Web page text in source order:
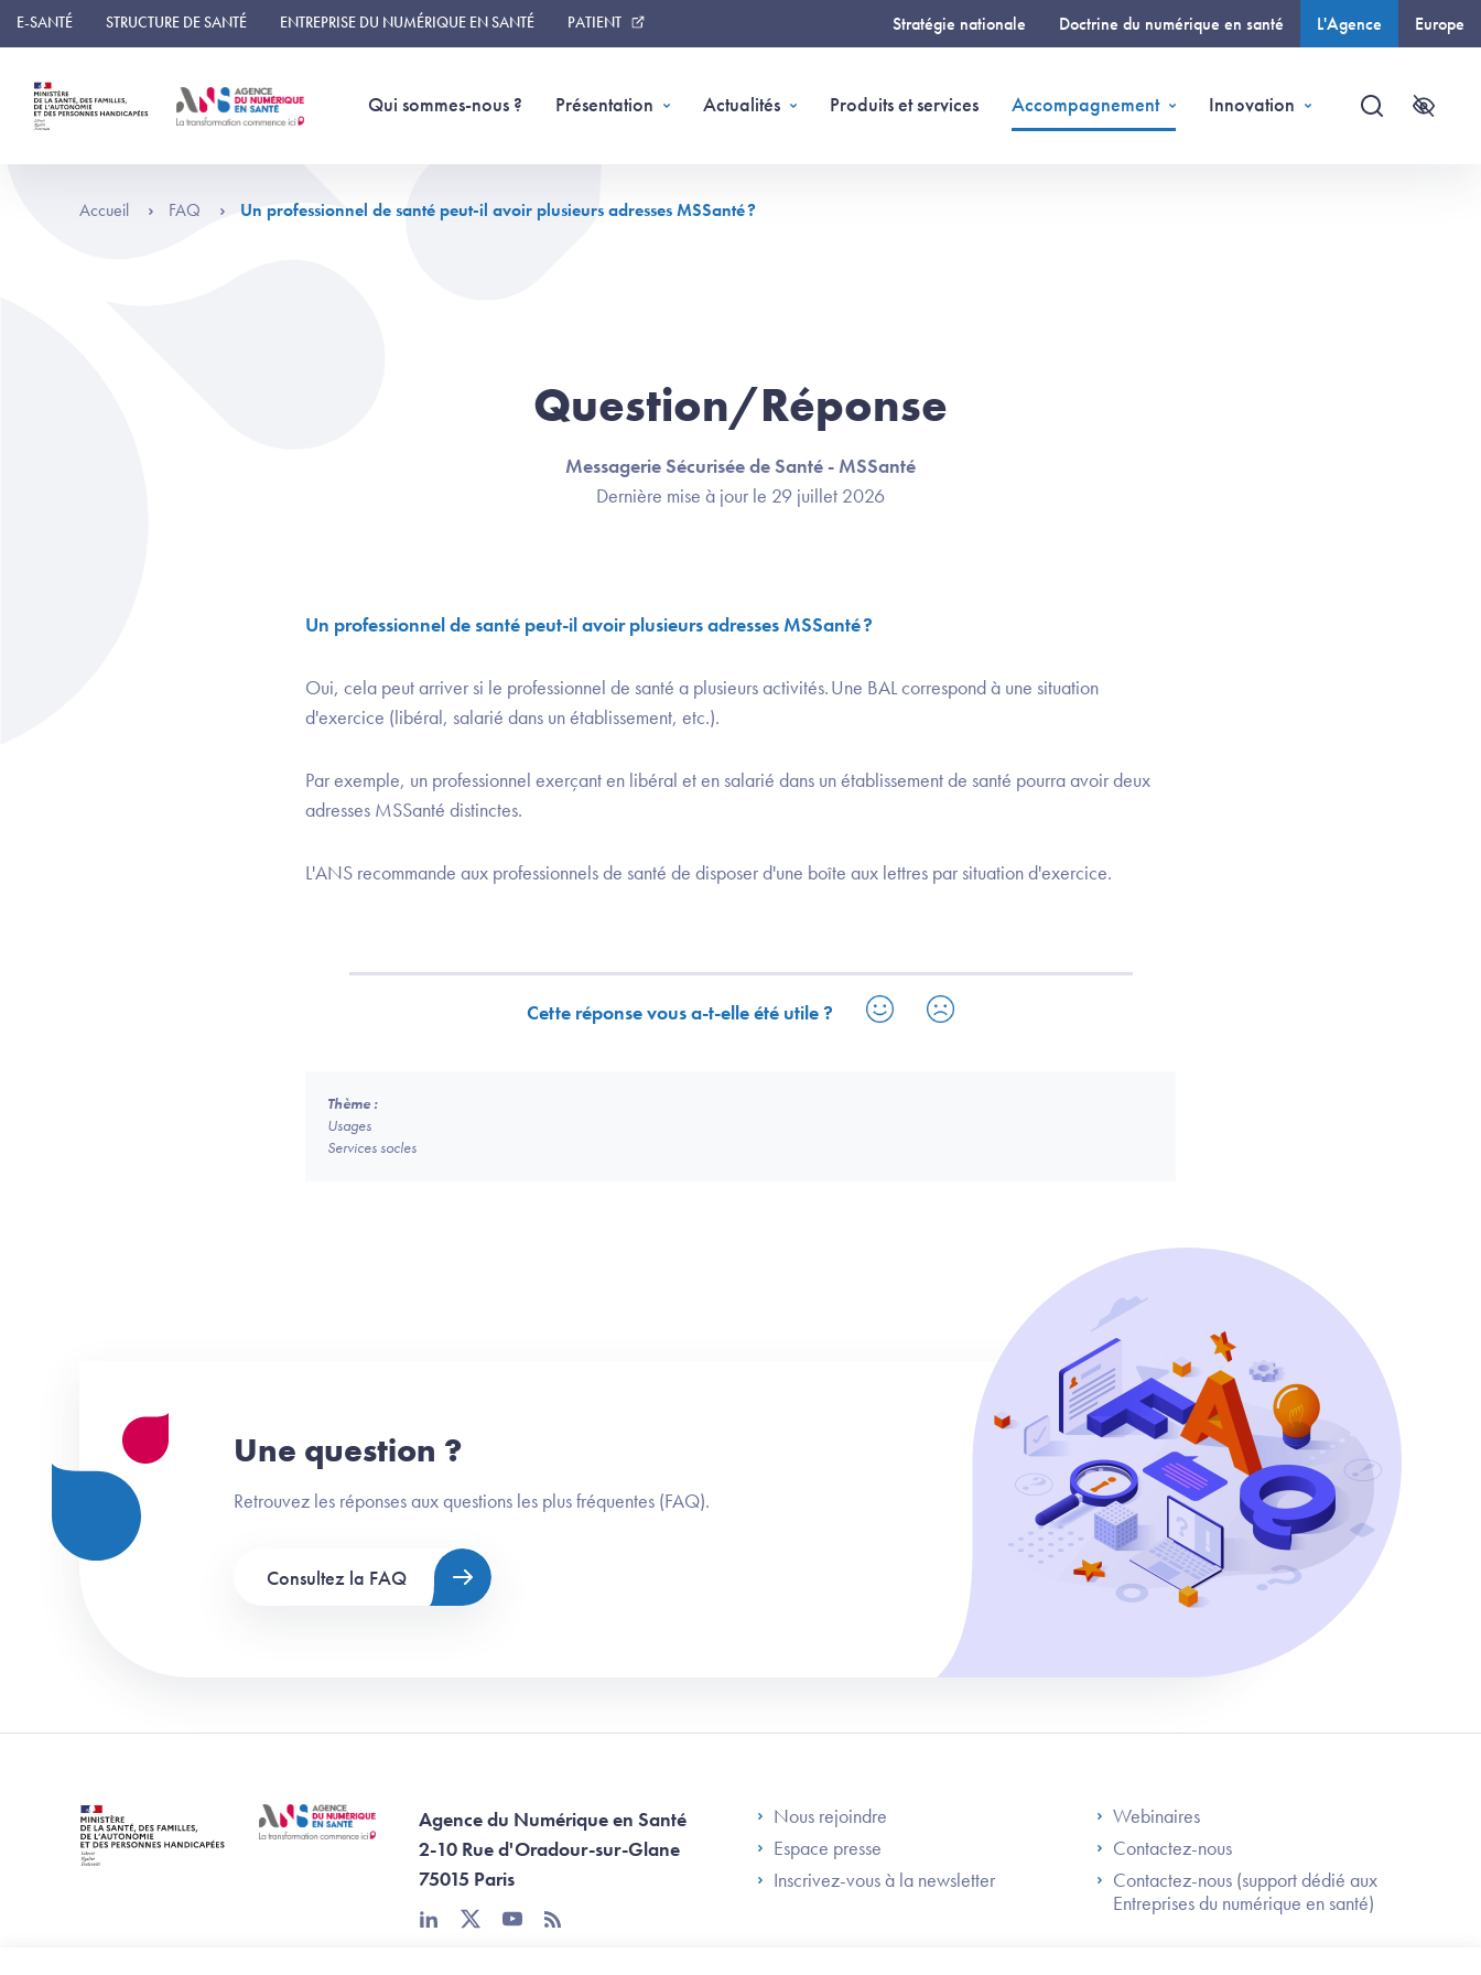
Panneau de gestion des cookies
E-SANTÉ STRUCTURE DE SANTÉ ENTREPRISE DU NUMÉRIQUE EN SANTÉ PATIENT Stratégie nationale Doctrine du numérique en santé L'Agence Europe
Qui sommes-nous ? Présentation Actualités Produits et services Accompagnement Innovation
Recherche
Accueil FAQ Un professionnel de santé peut-il avoir plusieurs adresses MSSanté ?
Question/Réponse
Messagerie Sécurisée de Santé - MSSanté
Dernière mise à jour le 29 juillet 2026
Un professionnel de santé peut-il avoir plusieurs adresses MSSanté ?
Oui, cela peut arriver si le professionnel de santé a plusieurs activités. Une BAL correspond à une situation
d'exercice (libéral, salarié dans un établissement, etc.).
Par exemple, un professionnel exerçant en libéral et en salarié dans un établissement de santé pourra avoir deux
adresses MSSanté distinctes.
L'ANS recommande aux professionnels de santé de disposer d'une boîte aux lettres par situation d'exercice.
Cette réponse vous a-t-elle été utile ?
Thème :
Usages
Services socles
Une question ?
Retrouvez les réponses aux questions les plus fréquentes (FAQ).
Consultez la FAQ
Agence du Numérique en Santé
2-10 Rue d'Oradour-sur-Glane
75015 Paris
linkedintwitteryoutube
rss
Footer Left ANS
Nous rejoindre
Espace presse
Inscrivez-vous à la newsletter
Footer Right ANS
Webinaires
Contactez-nous
Contactez-nous (support dédié aux
Entreprises du numérique en santé)